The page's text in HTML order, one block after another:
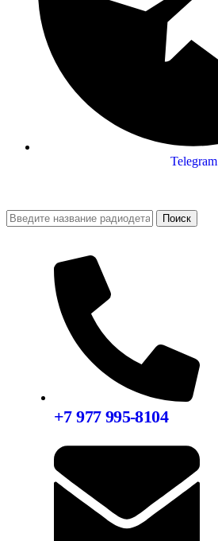
Telegram
Поиск
+7 977 995-8104